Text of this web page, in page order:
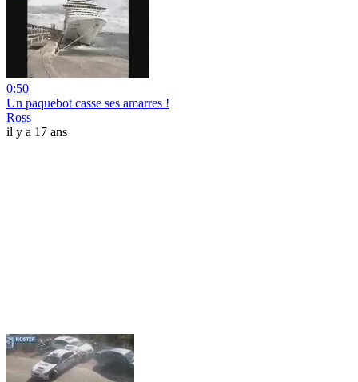
0:50
Un paquebot casse ses amarres !
Ross
il y a 17 ans